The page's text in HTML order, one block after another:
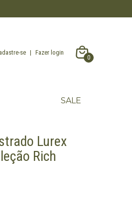
se | Fazer login
0
SALE
Lurex
Rich